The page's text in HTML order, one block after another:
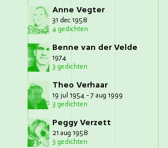
Anne Vegter
31 dec 1958
4 gedichten
Benne van der Velde
1974
3 gedichten
Theo Verhaar
19 jul 1954 - 7 aug 1999
3 gedichten
Peggy Verzett
21 aug 1958
3 gedichten